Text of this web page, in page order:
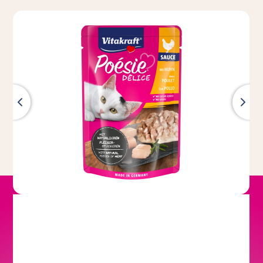
Country Selection
®
DÉLICE Multipack in Gelée Meat
& Fish Selection